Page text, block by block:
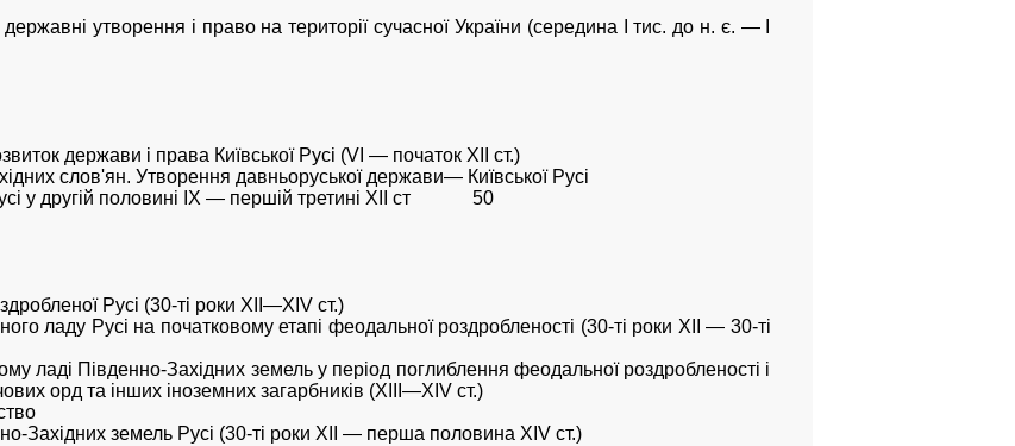
утворення і право на території сучасної України (середина І тис. до н. є. — І
держави і права Київської Русі (VI — початок XII ст.)
слов'ян. Утворення давньоруської держави— Київської Русі
у другій половині IX — першій третині XII ст 50
Русі (30-ті роки XII—XIV ст.)
ладу Русі на початковому етапі феодальної роздробленості (30-ті роки XII — 30-ті
ладі Південно-Західних земель у період поглиблення феодальної роздробленості і
орд та інших іноземних загарбників (XIII—XIV ст.)
Західних земель Русі (30-ті роки XII — перша половина XIV ст.)